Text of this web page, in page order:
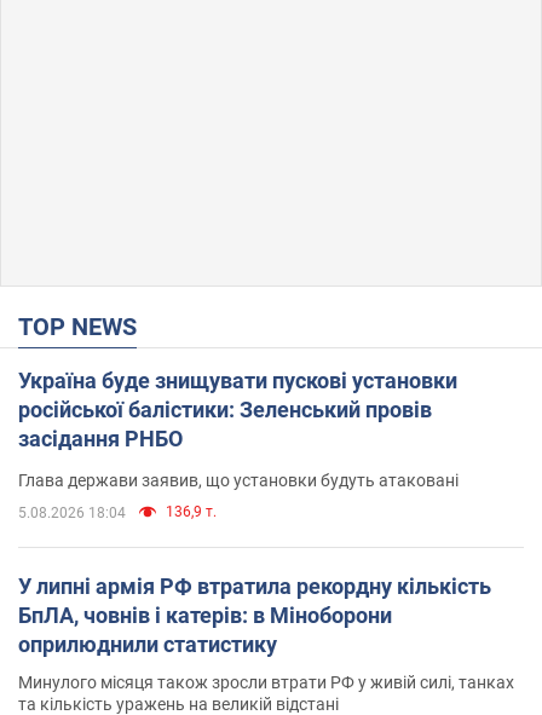
TOP NEWS
Україна буде знищувати пускові установки
російської балістики: Зеленський провів
засідання РНБО
Глава держави заявив, що установки будуть атаковані
5.08.2026 18:04 136,9 т.
У липні армія РФ втратила рекордну кількість
БпЛА, човнів і катерів: в Міноборони
оприлюднили статистику
Минулого місяця також зросли втрати РФ у живій силі, танках
та кількість уражень на великій відстані